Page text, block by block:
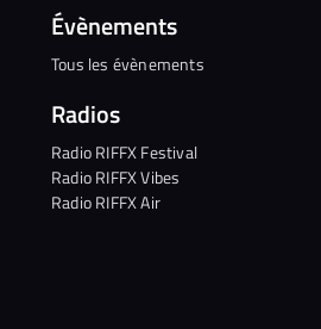
Évènements
Tous les évènements
Radios
Radio RIFFX Festival
Radio RIFFX Vibes
Radio RIFFX Air